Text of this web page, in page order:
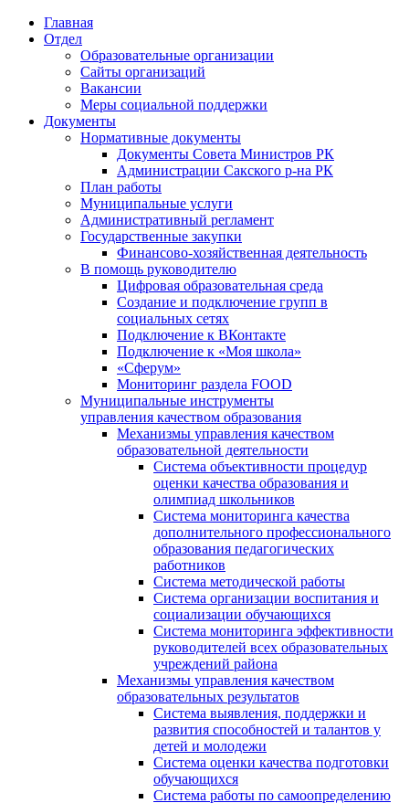
Главная
Отдел
Образовательные организации
Сайты организаций
Вакансии
Меры социальной поддержки
Документы
Нормативные документы
Документы Совета Министров РК
Администрации Сакского р-на РК
План работы
Муниципальные услуги
Административный регламент
Государственные закупки
Финансово-хозяйственная деятельность
В помощь руководителю
Цифровая образовательная среда
Создание и подключение групп в
социальных сетях
Подключение к ВКонтакте
Подключение к «Моя школа»
«Сферум»
Мониторинг раздела FOOD
Муниципальные инструменты
управления качеством образования
Механизмы управления качеством
образовательной деятельности
Система объективности процедур
оценки качества образования и
олимпиад школьников
Система мониторинга качества
дополнительного профессионального
образования педагогических
работников
Система методической работы
Система организации воспитания и
социализации обучающихся
Система мониторинга эффективности
руководителей всех образовательных
учреждений района
Механизмы управления качеством
образовательных результатов
Система выявления, поддержки и
развития способностей и талантов у
детей и молодежи
Система оценки качества подготовки
обучающихся
Система работы по самоопределению